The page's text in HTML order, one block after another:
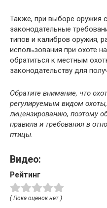
Также, при выборе оружия
законодательные
типов и калибров оружия,
использования при охоте
обратиться к местным
законодательству для
Обратите внимание, что
регулируемым видом
лицензированию, поэтому
правила и требования в
птицы.
Видео:
Рейтинг
( Пока оценок нет )